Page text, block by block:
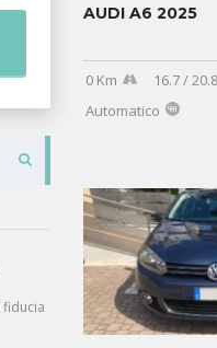
AUDI A6 2025
0 Km
16.7 /
Automatico